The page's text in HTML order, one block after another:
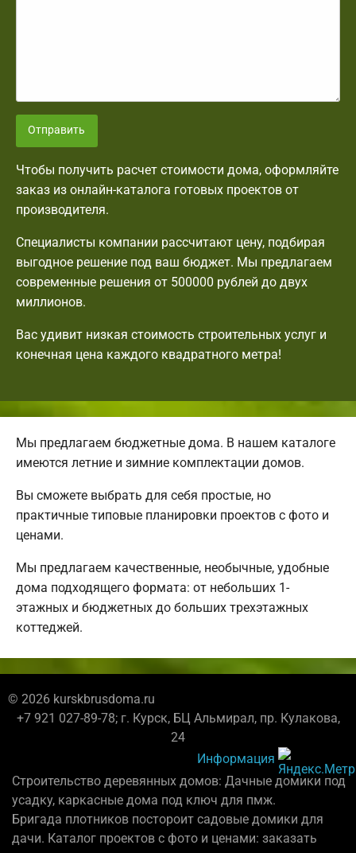
Отправить
Чтобы получить расчет стоимости дома, оформляйте
заказ из онлайн-каталога готовых проектов от
производителя.
Специалисты компании рассчитают цену, подбирая
выгодное решение под ваш бюджет. Мы предлагаем
современные решения от 500000 рублей до двух
миллионов.
Вас удивит низкая стоимость строительных услуг и
конечная цена каждого квадратного метра!
Мы предлагаем бюджетные дома. В нашем каталоге
имеются летние и зимние комплектации домов.
Вы сможете выбрать для себя простые, но
практичные типовые планировки проектов с фото и
ценами.
Мы предлагаем качественные, необычные, удобные
дома подходящего формата: от небольших 1-
этажных и бюджетных до больших трехэтажных
коттеджей.
© 2026 kurskbrusdoma.ru
+7 921 027-89-78; г. Курск, БЦ Альмирал, пр. Кулакова,
24
Информация
Строительство деревянных домов: Дачные домики под
усадку, каркасные дома под ключ для пмж.
Бригада плотников постороит садовые домики для
дачи. Каталог проектов с фото и ценами: заказать